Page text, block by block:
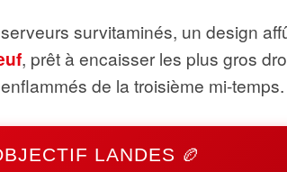
survitaminés, un design
, prêt à encaisser les plus gros
de la troisième mi-temps.
LANDES 🏉